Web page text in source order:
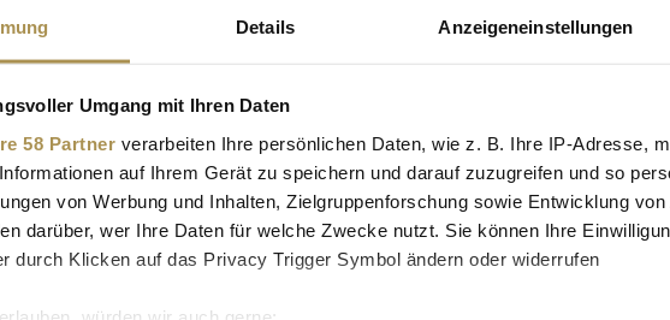
Details Anzeigeneinstellungen
Umgang mit Ihren Daten
58 Partner verarbeiten Ihre persönlichen Daten, wie z. B. Ihre IP-Adresse,
auf Ihrem Gerät zu speichern und darauf zuzugreifen und so
von Werbung und Inhalten, Zielgruppenforschung sowie Entwicklung
darüber, wer Ihre Daten für welche Zwecke nutzt. Sie können Ihre
durch Klicken auf das Privacy Trigger Symbol ändern oder widerrufen